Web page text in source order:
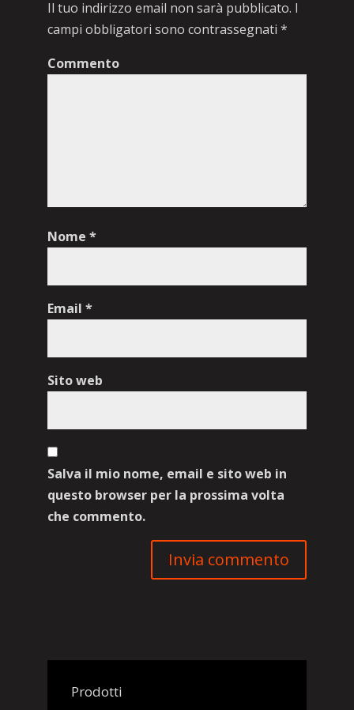
Il tuo indirizzo email non sarà pubblicato. I
campi obbligatori sono contrassegnati *
Commento
Nome *
Email *
Sito web
Salva il mio nome, email e sito web in
questo browser per la prossima volta
che commento.
Prodotti